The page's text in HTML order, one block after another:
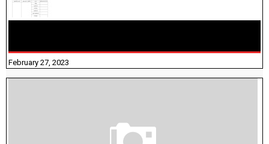
February 27, 2023